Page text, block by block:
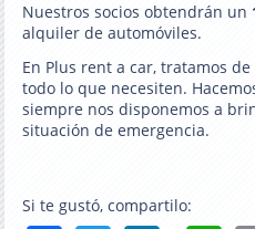
Nuestros socios obtendrán un
alquiler de automóviles.
En Plus rent a car, tratamos
todo lo que necesiten.
siempre nos disponemos a
situación de emergencia.
Si te gustó, compartilo: